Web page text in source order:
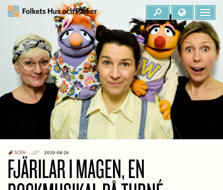
SCEN 2020-08-26
FJÄRILAR I MAGEN, EN